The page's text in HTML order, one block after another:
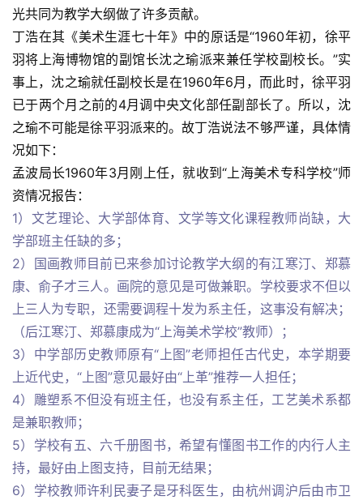
光共同为教学大纲做了许多贡献。
丁浩在其《美术生涯七十年》中的原话是“1960年初，徐平
羽将上海博物馆的副馆长沈之瑜派来兼任学校副校长。”实
事上，沈之瑜就任副校长是在1960年6月，而此时，徐平羽
已于两个月之前的4月调中央文化部任副部长了。所以，沈
之瑜不可能是徐平羽派来的。故丁浩说法不够严谨，具体情
况如下：
孟波局长1960年3月刚上任，就收到“上海美术专科学校”师
资情况报告：
1）文艺理论、大学部体育、文学等文化课程教师尚缺，大
学部班主任缺的多；
2）国画教师目前已来参加讨论教学大纲的有江寒汀、郑慕
康、俞子才三人。画院的意见是可做兼职。学校要求不但以
上三人为专职，还需要调程十发为系主任，这事没有解决；
（后江寒汀、郑慕康成为“上海美术学校”教师）；
3）中学部历史教师原有“上图”老师担任古代史，本学期要
上近代史，“上图”意见最好由“上革”推荐一人担任；
4）雕塑系不但没有班主任，也没有系主任，工艺美术系都
是兼职教师；
5）学校有五、六千册图书，希望有懂图书工作的内行人主
持，最好由上图支持，目前无结果；
6）学校教师许利民妻子是牙科医生，由杭州调沪后由市卫